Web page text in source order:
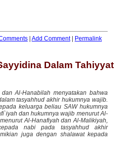
Add Comment| Permalink
Dalam Tahiyyat
Al-Hanabilah menyatakan bahwa
tasyahhud akhir hukumnya wajib.
keluarga beliau SAW hukumnya
dan hukumnya wajib menurut Al-
Al-Hanafiyah dan Al-Malikiyah,
nabi pada tasyahhud akhir
juga dengan shalawat kepada